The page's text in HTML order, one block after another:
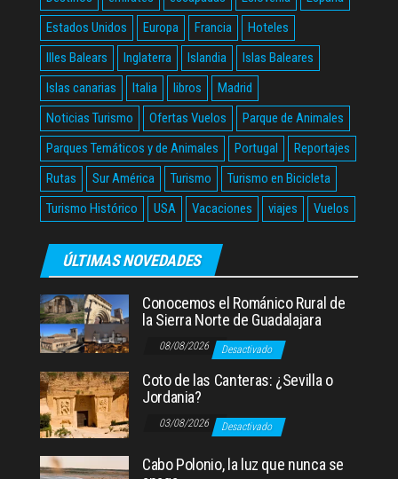
Estados Unidos
Europa Francia
Hoteles
Illes Balears
Inglaterra Islandia
Islas Baleares
Islas canarias
Italia libros
Madrid
Noticias Turismo
Ofertas Vuelos
Parque de Animales
Parques Temáticos y de Animales
Portugal
Reportajes
Rutas
Sur América Turismo
Turismo en Bicicleta
Turismo Histórico
USA Vacaciones viajes Vuelos
ÚLTIMAS NOVEDADES
Conocemos el Románico Rural de
la Sierra Norte de Guadalajara
08/08/2026 Desactivado
Coto de las Canteras: ¿Sevilla o
Jordania?
03/08/2026 Desactivado
Cabo Polonio, la luz que nunca se